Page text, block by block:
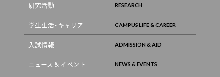
研究活動
学生生活・キャリア
入試情報
ニュース & イベント